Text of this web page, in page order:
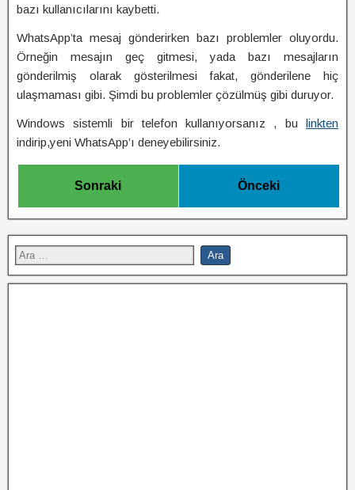
bazı kullanıcılarını kaybetti.
WhatsApp’ta mesaj gönderirken bazı problemler oluyordu.
Örneğin mesajın geç gitmesi, yada bazı mesajların
gönderilmiş olarak gösterilmesi fakat, gönderilene hiç
ulaşmaması gibi. Şimdi bu problemler çözülmüş gibi duruyor.
Windows sistemli bir telefon kullanıyorsanız , bu linkten
indirip,yeni WhatsApp’ı deneyebilirsiniz.
Sonraki Önceki